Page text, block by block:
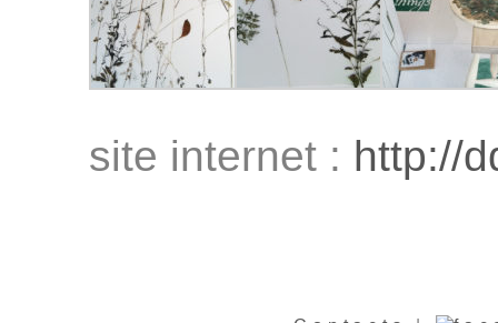
site internet : http://